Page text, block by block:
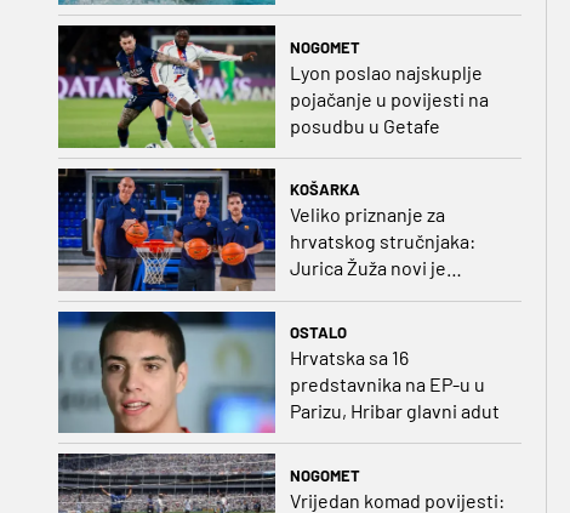
za polufinale SP-a!
NOGOMET
Lyon poslao najskuplje
pojačanje u povijesti na
posudbu u Getafe
KOŠARKA
Veliko priznanje za
hrvatskog stručnjaka:
Jurica Žuža novi je
OSTALO
Hrvatska sa 16
predstavnika na EP-u u
Parizu, Hribar glavni adut
NOGOMET
Vrijedan komad povijesti: